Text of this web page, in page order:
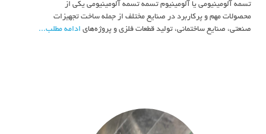
تسمه آلومینیومی یا آلومینیوم تسمه تسمه آلومینیومی یکی از
محصولات مهم و پرکاربرد در صنایع مختلف از جمله ساخت تجهیزات
صنعتی، صنایع ساختمانی، تولید قطعات فلزی و پروژه‌های ادامه مطلب...